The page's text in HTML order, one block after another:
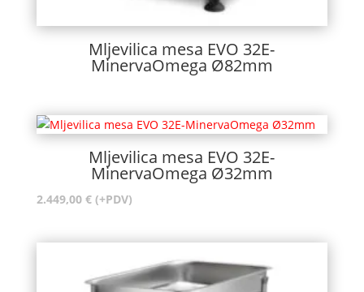
Mljevilica mesa EVO 32E-
MinervaOmega Ø82mm
Mljevilica mesa EVO 32E-
MinervaOmega Ø32mm
2.449,00 € (+PDV)